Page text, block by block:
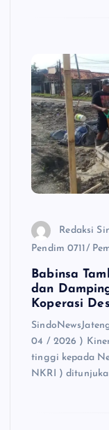
Redaksi
Pendim 0711/
Babinsa
dan
Koperasi
04 / 2026 )
tinggi kepada
NKRI )